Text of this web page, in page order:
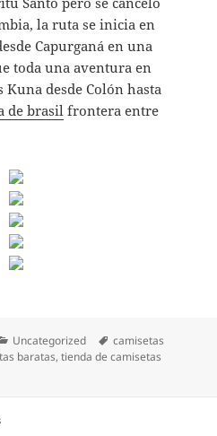
la ruta se inicia en
Capurganá en una
toda una aventura en
Kuna desde Colón hasta
de brasilfrontera entre
Categorías
Uncategorized Etiquetas
camisetas
baratas,tienda de camisetas